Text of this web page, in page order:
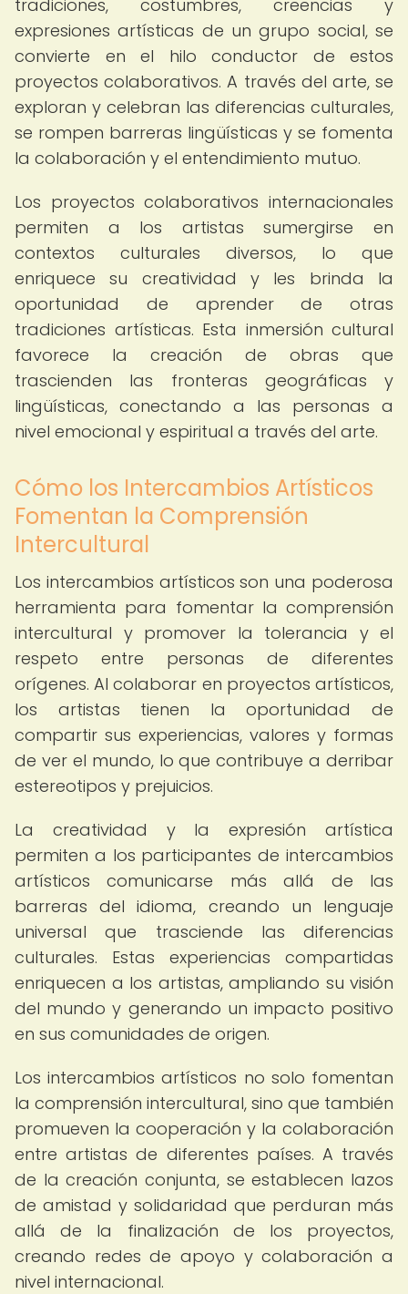
tradiciones, costumbres, creencias y
expresiones artísticas de un grupo social, se
convierte en el hilo conductor de estos
proyectos colaborativos. A través del arte, se
exploran y celebran las diferencias culturales,
se rompen barreras lingüísticas y se fomenta
la colaboración y el entendimiento mutuo.
Los proyectos colaborativos internacionales
permiten a los artistas sumergirse en
contextos culturales diversos, lo que
enriquece su creatividad y les brinda la
oportunidad de aprender de otras
tradiciones artísticas. Esta inmersión cultural
favorece la creación de obras que
trascienden las fronteras geográficas y
lingüísticas, conectando a las personas a
nivel emocional y espiritual a través del arte.
Cómo los Intercambios Artísticos
Fomentan la Comprensión
Intercultural
Los intercambios artísticos son una poderosa
herramienta para fomentar la comprensión
intercultural y promover la tolerancia y el
respeto entre personas de diferentes
orígenes. Al colaborar en proyectos artísticos,
los artistas tienen la oportunidad de
compartir sus experiencias, valores y formas
de ver el mundo, lo que contribuye a derribar
estereotipos y prejuicios.
La creatividad y la expresión artística
permiten a los participantes de intercambios
artísticos comunicarse más allá de las
barreras del idioma, creando un lenguaje
universal que trasciende las diferencias
culturales. Estas experiencias compartidas
enriquecen a los artistas, ampliando su visión
del mundo y generando un impacto positivo
en sus comunidades de origen.
Los intercambios artísticos no solo fomentan
la comprensión intercultural, sino que también
promueven la cooperación y la colaboración
entre artistas de diferentes países. A través
de la creación conjunta, se establecen lazos
de amistad y solidaridad que perduran más
allá de la finalización de los proyectos,
creando redes de apoyo y colaboración a
nivel internacional.